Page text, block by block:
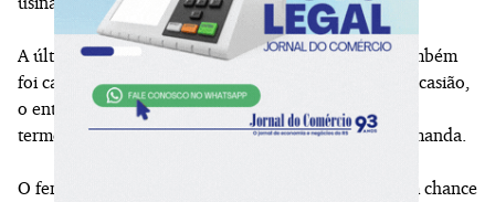
A última grande crise elétrica do Brasil, em 2021, também
foi causada pela incidência de um forte El Niño. Na ocasião,
o então governo deJair Bolsonaro (PL)
contratou
termelétricas de forma emergencial para suprir a demanda.
O fenômeno climático deve se repetir neste ano, com chance